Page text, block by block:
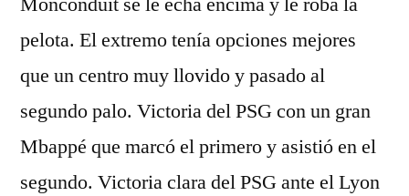
pelota. El extremo tenía opciones mejores
que un centro muy llovido y pasado al
segundo palo. Victoria del PSG con un gran
Mbappé que marcó el primero y asistió en el
segundo. Victoria clara del PSG ante el Lyon